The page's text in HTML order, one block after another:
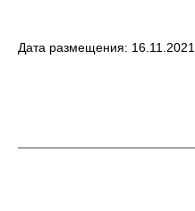
Дата размещения: